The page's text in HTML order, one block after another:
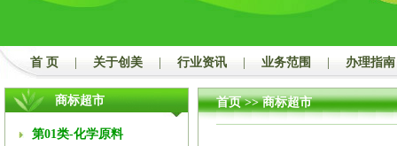
首 页 关于创美 行业资讯 业务范围 办理指南
商标超市
第01类-化学原料
首页>> 商标超市